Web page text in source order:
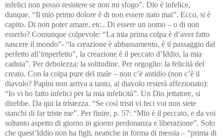
infelici non posso resistere se non mi sfogo”. Dio è infelice,
dunque. “Il mio primo dolore è di non essere nato mai”. Ecco, si è
capito. Di non poter amare, etc.. Di essere un uomo – o di non
esserlo? Comunque colpevole: “La mia prima colpa è d’aver fatto
nascere il mondo”- “la creazione è abbassamento, è il passaggio dal
perfetto all’imperfetto”, la creazione è il peccato d’Iddio, la mia
caduta”. Per debolezza: la solitudine. Per orgoglio: la felicità del
creato. Con la colpa pure del male – non c’è antidio (non c’è il
diavolo? Papini non arriva a tanto, al diavolo resterà affezionato):
“Io vi ho fatto infelici per la mia infelicità”. Un Dio jettatore, si
direbbe. Da qui la tristezza. “Se così tristi vi feci voi non siete
stanchi di far triste me”. Per finire, p. 57: “Mio è il peccato, e da voi
soltanto aspetto di giorno in giorno perdonanza e liberazione”. Solo
che quest’Iddio non ha figli, neanche in forma di messia – “prima di